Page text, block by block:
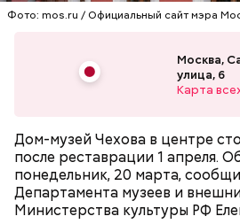
Фото: mos.ru / Официальный сайт мэра
Москва,
улица, 6
Карта
Дом-музей Чехова в центре
после реставрации 1 апреля.
понедельник, 20 марта,
Департамента музеев и
Министерства культуры РФ